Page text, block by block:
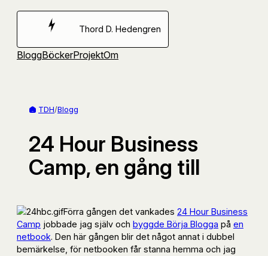
Hoppa
Thord D. Hedengren
BloggBöckerProjektOm
TDH/Blogg
24 Hour Business
Camp, en gång till
Förra gången det vankades 24 Hour Business
Camp jobbade jag själv och byggde Börja Blogga på en
netbook. Den här gången blir det något annat i dubbel
bemärkelse, för netbooken får stanna hemma och jag